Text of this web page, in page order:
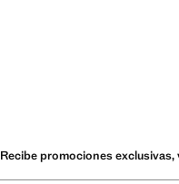
Recibe promociones